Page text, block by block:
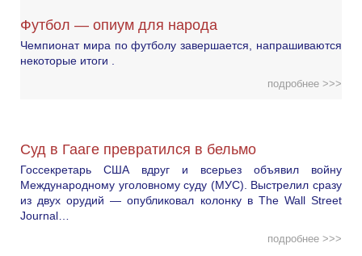
Футбол — опиум для народа
Чемпионат мира по футболу завершается, напрашиваются
некоторые итоги .
подробнее >>>
Суд в Гааге превратился в бельмо
Госсекретарь США вдруг и всерьез объявил войну
Международному уголовному суду (МУС). Выстрелил сразу
из двух орудий — опубликовал колонку в The Wall Street
Journal…
подробнее >>>